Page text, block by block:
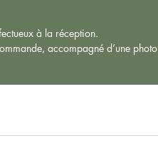
à la réception.
accompagné d’une photo